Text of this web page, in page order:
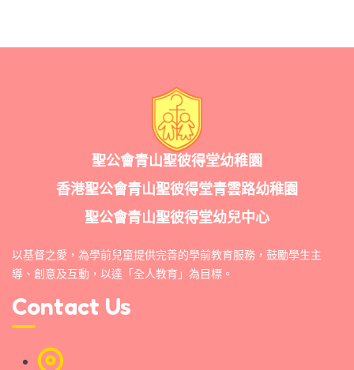
聖公會青山聖彼得堂幼稚園
香港聖公會青山聖彼得堂青雲路幼稚園
聖公會青山聖彼得堂幼兒中心
以基督之愛，為學前兒童提供完善的學前教育服務，鼓勵學生主
導、創意及互動，以達「全人教育」為目標。
Contact Us